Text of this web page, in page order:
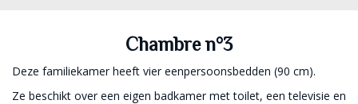
Chambre n°3
Deze familiekamer heeft vier eenpersoonsbedden (90 cm).
Ze beschikt over een eigen badkamer met toilet, een televisie en